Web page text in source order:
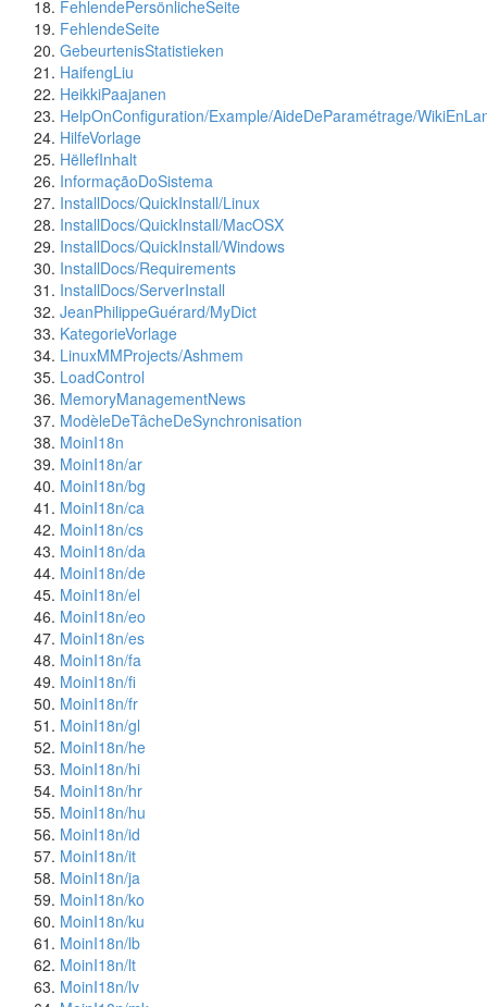
FehlendePersönlicheSeite
FehlendeSeite
GebeurtenisStatistieken
HaifengLiu
HeikkiPaajanen
HelpOnConfiguration/Example/AideDeParamétrage/
HilfeVorlage
HëllefInhalt
InformaçãoDoSistema
InstallDocs/QuickInstall/Linux
InstallDocs/QuickInstall/MacOSX
InstallDocs/QuickInstall/Windows
InstallDocs/Requirements
InstallDocs/ServerInstall
JeanPhilippeGuérard/MyDict
KategorieVorlage
LinuxMMProjects/Ashmem
LoadControl
MemoryManagementNews
ModèleDeTâcheDeSynchronisation
MoinI18n
MoinI18n/ar
MoinI18n/bg
MoinI18n/ca
MoinI18n/cs
MoinI18n/da
MoinI18n/de
MoinI18n/el
MoinI18n/eo
MoinI18n/es
MoinI18n/fa
MoinI18n/fi
MoinI18n/fr
MoinI18n/gl
MoinI18n/he
MoinI18n/hi
MoinI18n/hr
MoinI18n/hu
MoinI18n/id
MoinI18n/it
MoinI18n/ja
MoinI18n/ko
MoinI18n/ku
MoinI18n/lb
MoinI18n/lt
MoinI18n/lv